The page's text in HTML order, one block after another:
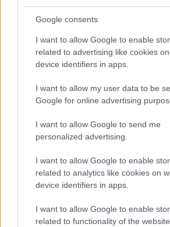
Google consents
I want to allow Google to enable
related to advertising like cookies
device identifiers in apps.
I want to allow my user data to be
Google for online advertising
I want to allow Google to send me
personalized advertising.
I want to allow Google to enable
related to analytics like cookies on
device identifiers in apps.
I want to allow Google to enable
related to functionality of the
Nagy Márton szerint a gazdaság
egy erős gazdasági tárca kell,
titkot abból, ha szemet vet egy-
minisztertársa területére. Nagy
lett az Orbán Viktorhoz közel
belső kormánynak.
A kormányfő új feladattal is
indítsa be a gazdaságot, mert